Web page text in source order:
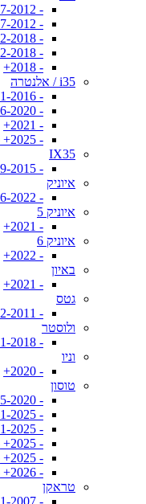
- 2007-2012
- 2007-2012 (CW סטיישן)
- 2012-2018
- 2012-2018 (CW סטיישן)
- 2018+
i35 / אלנטרה
- 2011-2016
- 2016-2020
- 2021+
- 2025+ (N Line)
IX35
- 2009-2015
איוניק
- 2016-2022
איוניק 5
- 2021+
איוניק 6
- 2022+
באיון
- 2021+
גטס
- 2002-2011
ולוסטר
- 2011-2018
וניו
- 2020+
טוסון
- 2015-2020
- 2021-2025 (בנזין)
- 2021-2025 (הייבריד)
- 2025+ (בנזין)
- 2025+ (לונג הייבריד)
- 2026+ (הייבריד)
טראקן
- 2001-2007